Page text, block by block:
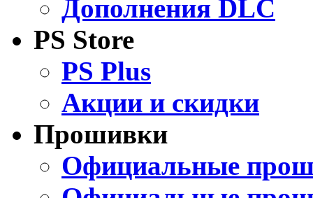
Дополнения DLC
PS Store
PS Plus
Акции и скидки
Прошивки
Официальные